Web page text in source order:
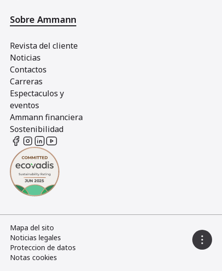
Sobre Ammann
Revista del cliente
Noticias
Contactos
Carreras
Espectaculos y
eventos
Ammann financiera
Sostenibilidad
Mapa del sito
Noticias legales
Proteccion de datos
Notas cookies